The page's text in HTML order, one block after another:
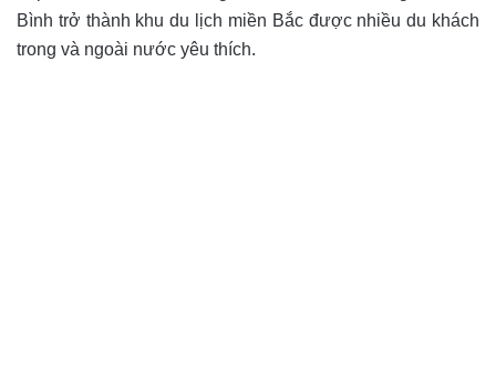
Bình trở thành khu du lịch miền Bắc được nhiều du khách
trong và ngoài nước yêu thích.